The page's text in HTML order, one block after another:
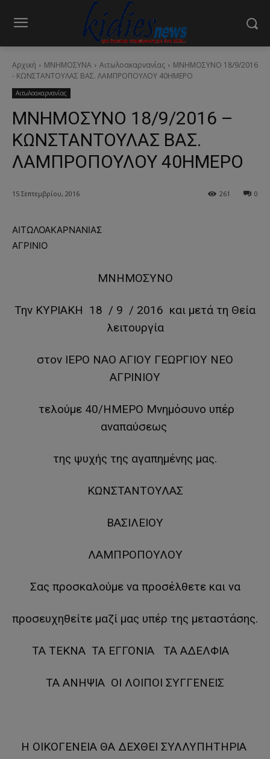
Αρχική ΜΝΗΜΟΣΥΝΑ Αιτωλοακαρνανίας
ΜΝΗΜΟΣΥΝΟ 18/9/2016
- ΚΩΝΣΤΑΝΤΟΥΛΑΣ ΒΑΣ. ΛΑΜΠΡΟΠΟΥΛΟΥ 40ΗΜΕΡΟ
Αιτωλοακαρνανίας
ΜΝΗΜΟΣΥΝΟ 18/9/2016 –
ΚΩΝΣΤΑΝΤΟΥΛΑΣ ΒΑΣ.
ΛΑΜΠΡΟΠΟΥΛΟΥ 40ΗΜΕΡΟ
15 Σεπτεμβρίου, 2016 0
261
ΑΙΤΩΛΟΑΚΑΡΝΑΝΙΑΣ
ΑΓΡΙΝΙΟ
ΜΝΗΜΟΣΥΝΟ
Την ΚΥΡΙΑΚΗ 18 / 9 / 2016 και μετά τη Θεία
λειτουργία
στον ΙΕΡΟ ΝΑΟ ΑΓΙΟΥ ΓΕΩΡΓΙΟΥ ΝΕΟ
ΑΓΡΙΝΙΟΥ
τελούμε 40/ΗΜΕΡΟ Μνημόσυνο υπέρ
αναπαύσεως
της ψυχής της αγαπημένης μας.
ΚΩΝΣΤΑΝΤΟΥΛΑΣ
ΒΑΣΙΛΕΙΟΥ
ΛΑΜΠΡΟΠΟΥΛΟΥ
Σας προσκαλούμε να προσέλθετε και να
προσευχηθείτε μαζί μας υπέρ της μεταστάσης.
ΤΑ ΤΕΚΝΑ ΤΑ ΕΓΓΟΝΙΑ ΤΑ ΑΔΕΛΦΙΑ
ΤΑ ΑΝΗΨΙΑ ΟΙ ΛΟΙΠΟΙ ΣΥΓΓΕΝΕΙΣ
Η ΟΙΚΟΓΕΝΕΙΑ ΘΑ ΔΕΧΘΕΙ ΣΥΛΛΥΠΗΤΗΡΙΑ